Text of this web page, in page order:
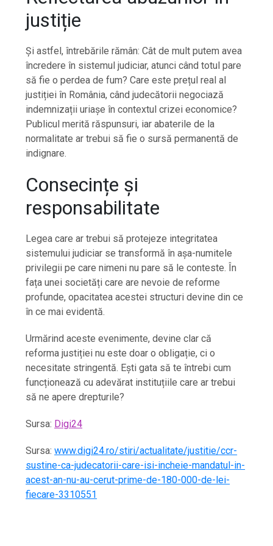
justiție
Și astfel, întrebările rămân: Cât de mult putem avea
încredere în sistemul judiciar, atunci când totul pare
să fie o perdea de fum? Care este prețul real al
justiției în România, când judecătorii negociază
indemnizații uriașe în contextul crizei economice?
Publicul merită răspunsuri, iar abaterile de la
normalitate ar trebui să fie o sursă permanentă de
indignare.
Consecințe și
responsabilitate
Legea care ar trebui să protejeze integritatea
sistemului judiciar se transformă în așa-numitele
privilegii pe care nimeni nu pare să le conteste. În
fața unei societăți care are nevoie de reforme
profunde, opacitatea acestei structuri devine din ce
în ce mai evidentă.
Urmărind aceste evenimente, devine clar că
reforma justiției nu este doar o obligație, ci o
necesitate stringentă. Ești gata să te întrebi cum
funcționează cu adevărat instituțiile care ar trebui
să ne apere drepturile?
Sursa: Digi24
Sursa:www.digi24.ro/stiri/actualitate/justitie/ccr-
sustine-ca-judecatorii-care-isi-incheie-mandatul-in-
acest-an-nu-au-cerut-prime-de-180-000-de-lei-
fiecare-3310551